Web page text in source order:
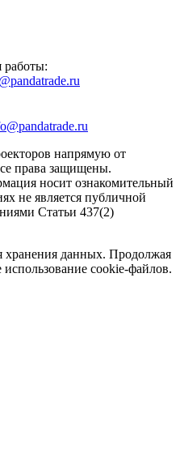
работы:
напрямую от
права защищены.
носит ознакомительный
не является публичной
Статьи 437(2)
хранения данных. Продолжая
cookie-файлов.